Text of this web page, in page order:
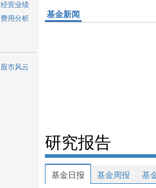
经营业绩
费用分析
股市风云
基金新闻
研究报告
基金日报 基金周报 基